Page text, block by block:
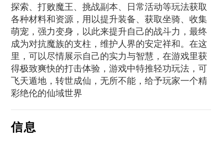
探索、打败魔王、挑战副本、日常活动等玩法获取
各种材料和资源，用以提升装备、获取坐骑、收集
萌宠，强力变身，以此来提升自己的战斗力，最终
成为对抗魔族的支柱，维护人界的安定祥和。在这
里，可以尽情展示自己的实力与智慧，在游戏里获
得极致爽快的打击体验，游戏中特推轻功玩法，可
飞天遁地，转世成仙，无所不能，给予玩家一个精
彩绝伦的仙域世界
信息